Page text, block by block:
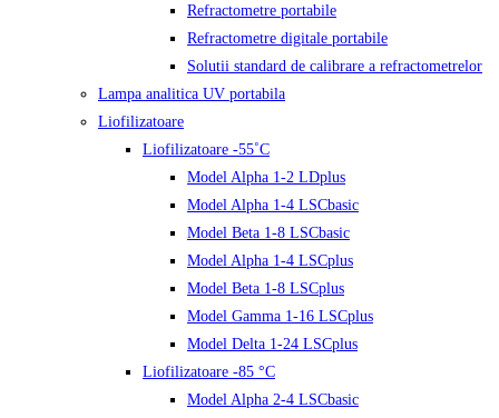
Refractometre portabile
Refractometre digitale portabile
Solutii standard de calibrare a refractometrelor
Lampa analitica UV portabila
Liofilizatoare
Liofilizatoare -55˚C
Model Alpha 1-2 LDplus
Model Alpha 1-4 LSCbasic
Model Beta 1-8 LSCbasic
Model Alpha 1-4 LSCplus
Model Beta 1-8 LSCplus
Model Gamma 1-16 LSCplus
Model Delta 1-24 LSCplus
Liofilizatoare -85 °C
Model Alpha 2-4 LSCbasic